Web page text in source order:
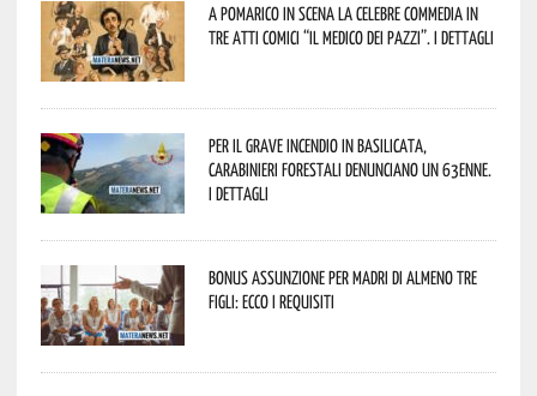
A Pomarico in scena la celebre commedia in
tre atti comici “Il medico dei pazzi”. I dettagli
Per il grave incendio in Basilicata,
Carabinieri forestali denunciano un 63enne.
I dettagli
Bonus assunzione per madri di almeno tre
figli: ecco i requisiti